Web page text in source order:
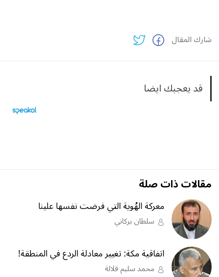
شارك المقال
قد يعجبك ايضا
مقالات ذات صلة
معركة الهُوية التي فرضت نفسها علينا
سلطان بركاني
اتفاقية مكة: تغيير معادلة الردع في المنطقة!
محمد سليم قلالة